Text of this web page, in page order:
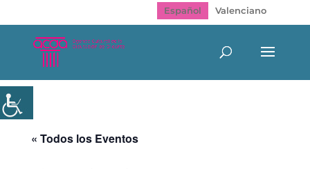
Español Valenciano
« Todos los Eventos